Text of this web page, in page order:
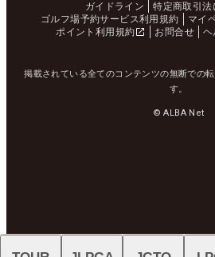
ガイドライン
特定商取引
ゴルフ場予約サービス利用規約
マイ
ポイント利用規約
お問合せ ヘ
掲載されている全てのコンテンツの無断での
す。
© ALBA Net